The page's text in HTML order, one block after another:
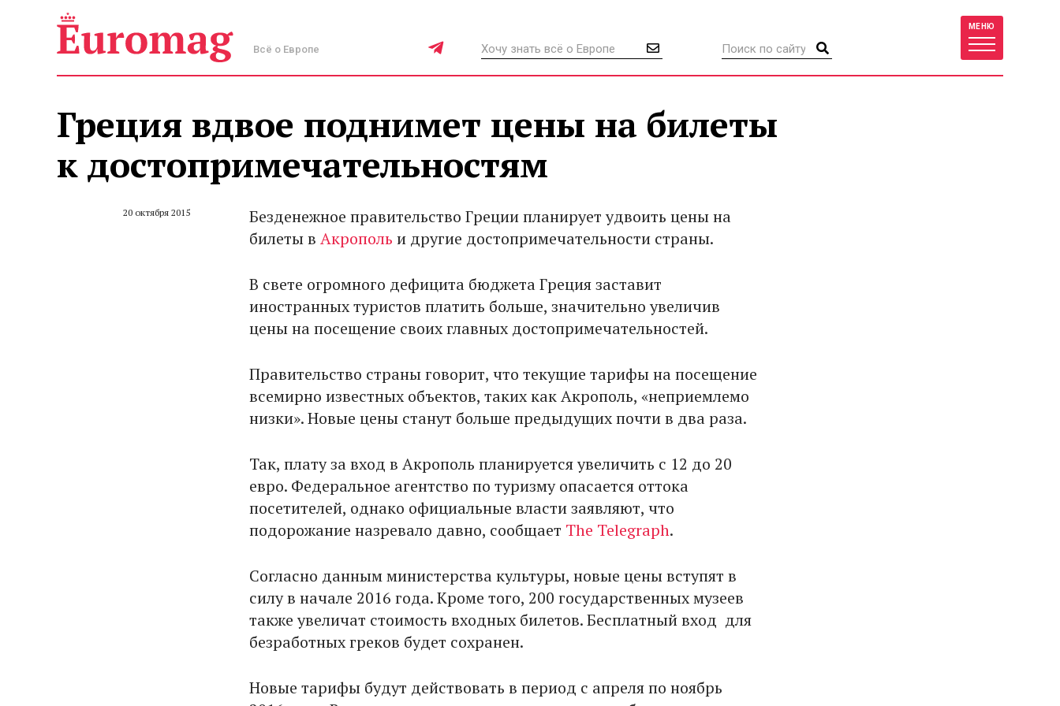
Всё о Европе
МЕНЮ
Греция вдвое поднимет цены на билеты
к достопримечательностям
20 октября 2015
Безденежное правительство Греции планирует удвоить цены на
билеты в Акрополь и другие достопримечательности страны.
В свете огромного дефицита бюджета Греция заставит
иностранных туристов платить больше, значительно увеличив
цены на посещение своих главных достопримечательностей.
Правительство страны говорит, что текущие тарифы на посещение
всемирно известных объектов, таких как Акрополь, «неприемлемо
низки». Новые цены станут больше предыдущих почти в два раза.
Так, плату за вход в Акрополь планируется увеличить с 12 до 20
евро. Федеральное агентство по туризму опасается оттока
посетителей, однако официальные власти заявляют, что
подорожание назревало давно, сообщает The Telegraph.
Согласно данным министерства культуры, новые цены вступят в
силу в начале 2016 года. Кроме того, 200 государственных музеев
также увеличат стоимость входных билетов. Бесплатный вход для
безработных греков будет сохранен.
Новые тарифы будут действовать в период с апреля по ноябрь